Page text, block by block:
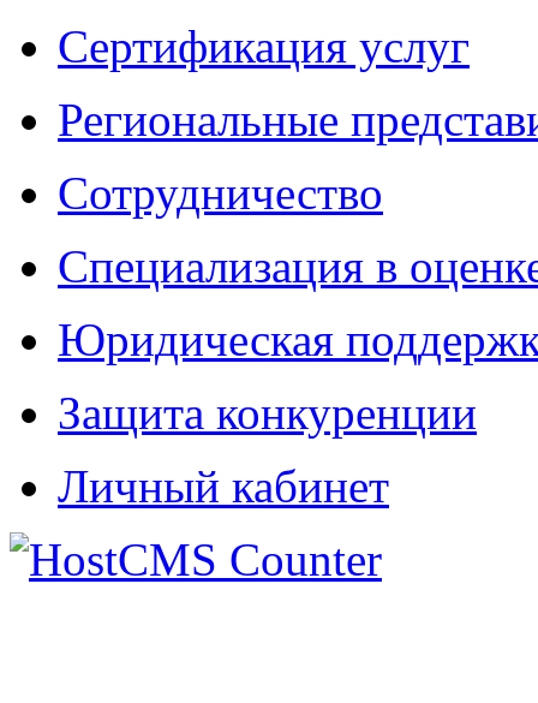
Сертификация услуг
Региональные
Сотрудничество
Специализация в
Юридическая
Защита конкуренции
Личный кабинет